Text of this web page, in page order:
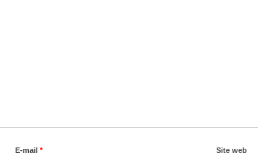
E-mail* Site web